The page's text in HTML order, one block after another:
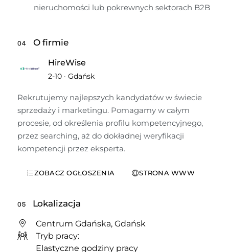
nieruchomości lub pokrewnych sektorach B2B
04 O firmie
HireWise
2-10 ·Gdańsk
Rekrutujemy najlepszych kandydatów w świecie
sprzedaży i marketingu. Pomagamy w całym
procesie, od określenia profilu kompetencyjnego,
przez searching, aż do dokładnej weryfikacji
kompetencji przez eksperta.
ZOBACZ OGŁOSZENIA STRONA WWW
05 Lokalizacja
Centrum Gdańska, Gdańsk
Tryb pracy:
Elastyczne godziny pracy